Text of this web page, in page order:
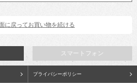
スマートフォン
プライバシーポリシー